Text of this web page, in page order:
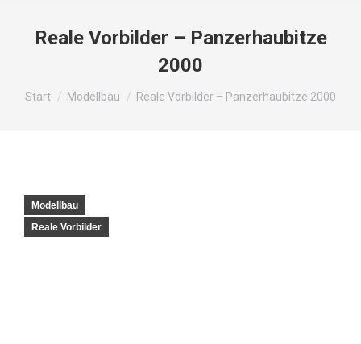
Reale Vorbilder – Panzerhaubitze
2000
Sie befinden sich hier:
Start Modellbau Reale Vorbilder – Panzerhaubitze 2000
Modellbau
Reale Vorbilder